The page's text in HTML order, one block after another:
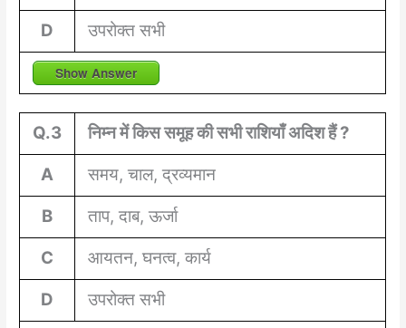
D
उपरोक्त सभी
Show Answer
Q.3
निम्न में किस समूह की सभी राशियाँ अदिश हैं ?
A
समय, चाल, द्रव्यमान
B
ताप, दाब, ऊर्जा
C
आयतन, घनत्व, कार्य
D
उपरोक्त सभी